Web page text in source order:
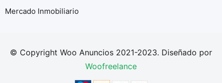
Mercado Inmobiliario
© Copyright Woo Anuncios 2021-2023. Diseñado por
Woofreelance